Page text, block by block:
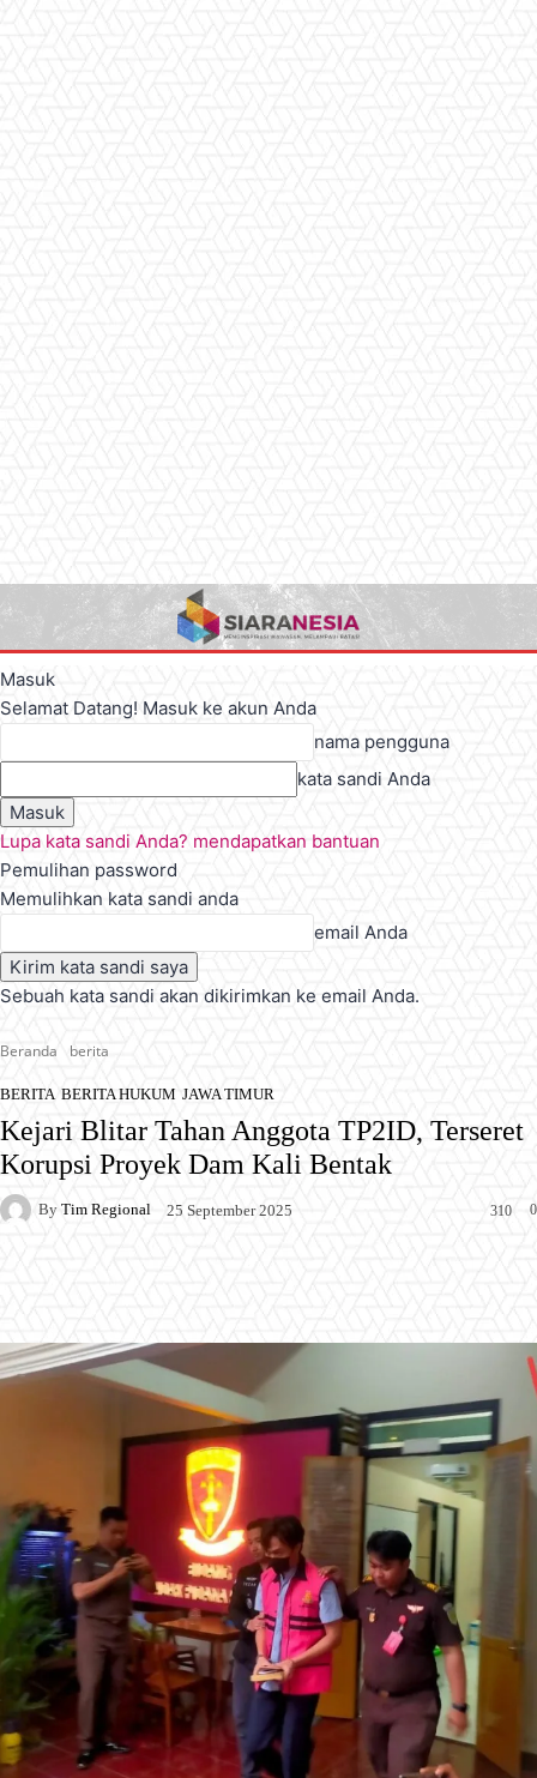
Masuk
Selamat Datang! Masuk ke akun Anda
nama pengguna
kata sandi Anda
Lupa kata sandi Anda? mendapatkan bantuan
Pemulihan password
Memulihkan kata sandi anda
email Anda
Sebuah kata sandi akan dikirimkan ke email Anda.
Beranda berita
BERITA BERITA HUKUM JAWA TIMUR
Kejari Blitar Tahan Anggota TP2ID, Terseret
Korupsi Proyek Dam Kali Bentak
By Tim Regional 25 September 2025 0
310